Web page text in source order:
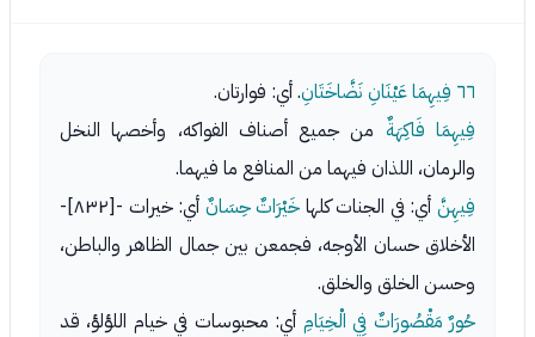
٦٦ فِيهِمَا عَيْنَانِ نَضَّاخَتَانِ. أي: فوارتان.
فِيهِمَا فَاكِهَةٌ من جميع أصناف الفواكه، وأخصها النخل
والرمان، اللذان فيهما من المنافع ما فيهما.
فِيهِنَّأي: في الجنات كلها خَيْرَاتٌ حِسَانٌ
أي: خيرات -[٨٣٢]-
الأخلاق حسان الأوجه، فجمعن بين جمال الظاهر والباطن،
وحسن الخلق والخلق.
حُورٌ مَقْصُورَاتٌ فِي الْخِيَامِ أي: محبوسات في خيام اللؤلؤ، قد